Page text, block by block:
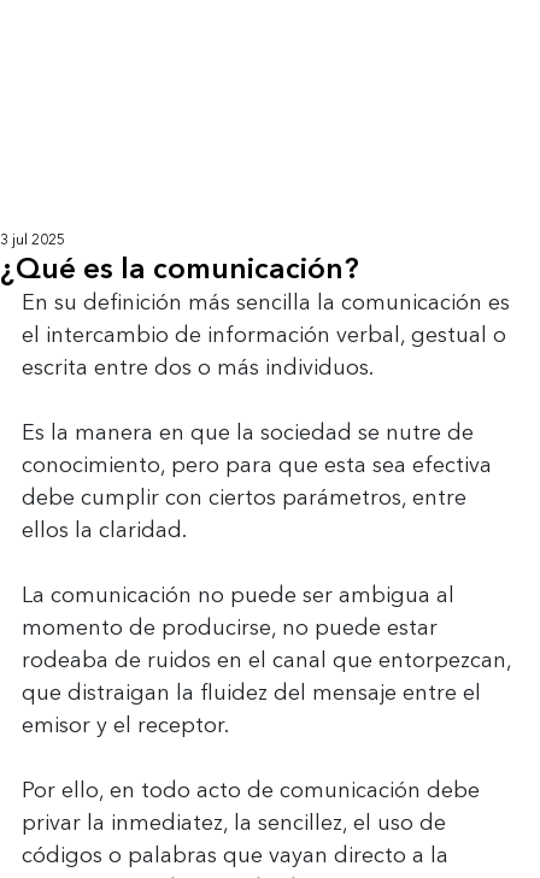
¿Qué es la comunicación?
3 jul 2025
En su definición más sencilla la comunicación es
el intercambio de información verbal, gestual o
escrita entre dos o más individuos.
Es la manera en que la sociedad se nutre de
conocimiento, pero para que esta sea efectiva
debe cumplir con ciertos parámetros, entre
ellos la claridad.
La comunicación no puede ser ambigua al
momento de producirse, no puede estar
rodeaba de ruidos en el canal que entorpezcan,
que distraigan la fluidez del mensaje entre el
emisor y el receptor.
Por ello, en todo acto de comunicación debe
privar la inmediatez, la sencillez, el uso de
códigos o palabras que vayan directo a la